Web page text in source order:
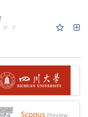
了新方案。
0